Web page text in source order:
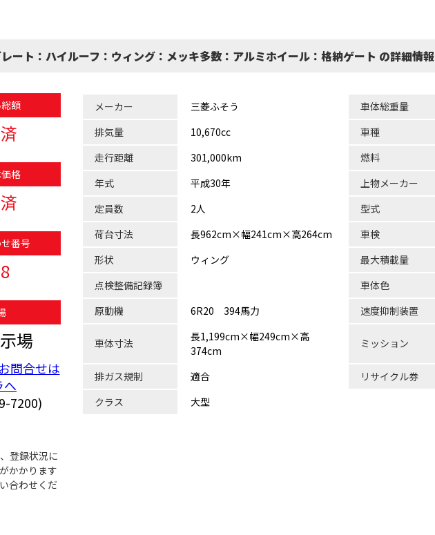
ート：ハイルーフ：ウィング：メッキ多数：アルミホイール：格納ゲート の詳細情報
額
格
番号
場
問合せは
へ
7200)
登録状況に
かかります
合わせくだ
メーカー 三菱ふそう 車体総重量
排気量
10,670cc 車種
走行距離
301,000km 燃料
年式
平成30年 上物メーカー
定員数
2人 型式
荷台寸法
長962cm×幅241cm×高264cm 車検
形状
ウィング 最大積載量
点検整備記録簿
車体色
原動機
6R20 394馬力 速度抑制装置
車体寸法
長1,199cm×幅249cm×高
374cm
ミッション
排ガス規制 適合 リサイクル券
クラス
大型